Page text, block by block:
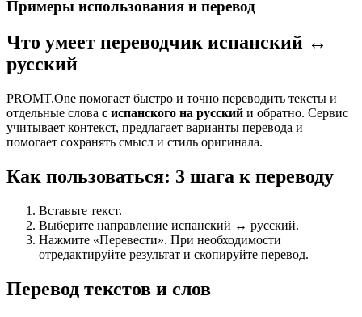
Примеры использования и перевод
Что умеет переводчик испанский ↔
русский
PROMT.One помогает быстро и точно переводить тексты и
отдельные слова с испанского на русский и обратно. Сервис
учитывает контекст, предлагает варианты перевода и
помогает сохранять смысл и стиль оригинала.
Как пользоваться: 3 шага к переводу
Вставьте текст.
Выберите направление испанский ↔ русский.
Нажмите «Перевести». При необходимости
отредактируйте результат и скопируйте перевод.
Перевод текстов и слов